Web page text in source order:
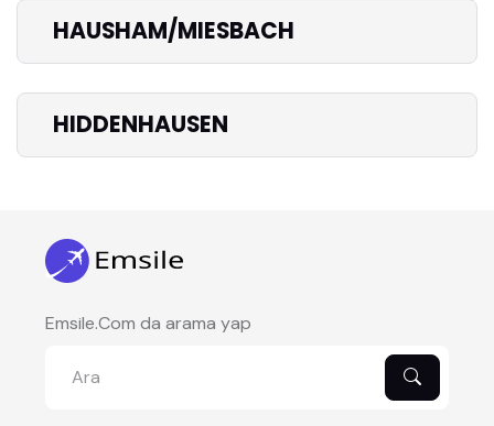
HAUSHAM/MIESBACH
HIDDENHAUSEN
Emsile.Com da arama yap